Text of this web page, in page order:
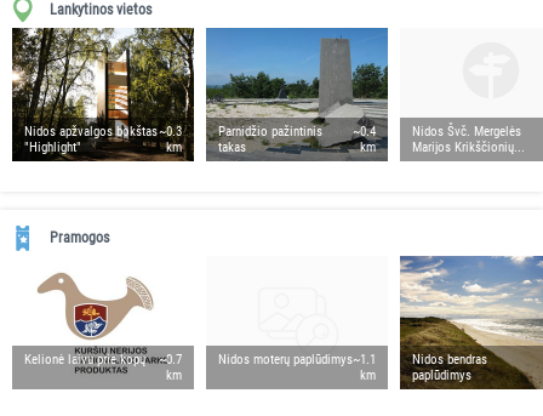
Lankytinos vietos
Nidos apžvalgos bokštas
"Highlight"
~0.3
km
Parnidžio pažintinis
takas
~0.4
km
Nidos Švč. Mergelės
Marijos Krikščionių...
Pramogos
Kelionė laivu prie kopų
~0.7
km
Nidos moterų paplūdimys~1.1
km
Nidos bendras
paplūdimys